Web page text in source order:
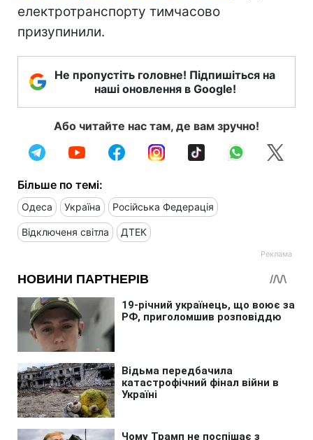
електротранспорту тимчасово
призупинили.
Не пропустіть головне! Підпишіться на
наші оновлення в Google!
Або читайте нас там, де вам зручно!
Більше по темі:
Одеса Україна Російська Федерація
Відключеня світла ДТЕК